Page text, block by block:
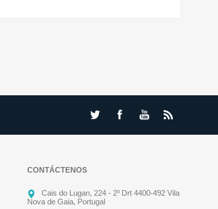
CONTÁCTENOS
Cais do Lugan, 224 - 2º Drt 4400-492 Vila
Nova de Gaia, Portugal